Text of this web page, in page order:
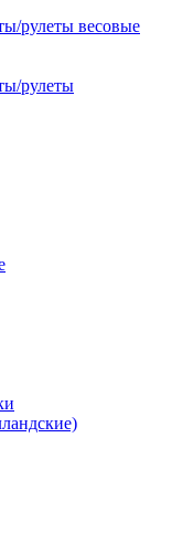
рулеты весовые
рулеты